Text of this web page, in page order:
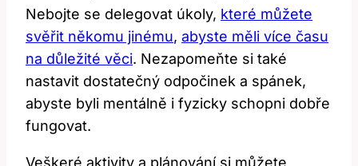
Nebojte se delegovat úkoly, které můžete
svěřit někomu jinému, abyste měli více času
na důležité věci. Nezapomeňte si také
nastavit dostatečný odpočinek a spánek,
abyste byli mentálně i fyzicky schopni dobře
fungovat.
Veškeré aktivity a plánování si můžete